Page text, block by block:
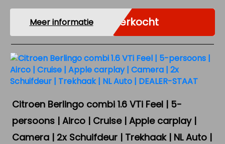
Meer informatie Verkocht
Citroen Berlingo combi 1.6 VTi Feel | 5-
persoons | Airco | Cruise | Apple carplay |
Camera | 2x Schuifdeur | Trekhaak | NL Auto |